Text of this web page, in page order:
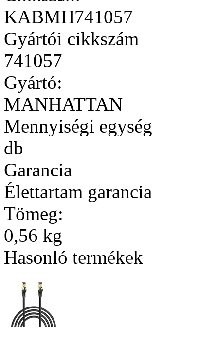
KABMH741057
Gyártói cikkszám
741057
Gyártó:
MANHATTAN
Mennyiségi egység
db
Garancia
Élettartam garancia
Tömeg:
0,56 kg
Hasonló termékek